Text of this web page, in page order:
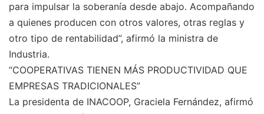
para impulsar la soberanía desde abajo. Acompañando
a quienes producen con otros valores, otras reglas y
otro tipo de rentabilidad”, afirmó la ministra de
Industria.
“COOPERATIVAS TIENEN MÁS PRODUCTIVIDAD QUE
EMPRESAS TRADICIONALES”
La presidenta de INACOOP, Graciela Fernández, afirmó